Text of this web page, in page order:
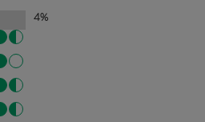
4%